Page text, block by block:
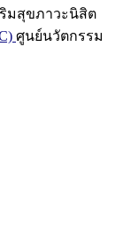
มสุขภาวะนิสิต
ศูนย์นวัตกรรม